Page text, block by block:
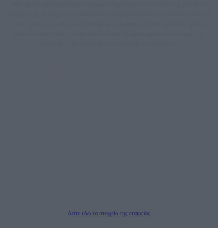
Δείτε εδώ τα στοιχεία της εταιρείας